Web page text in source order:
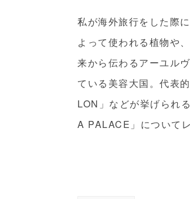
私が海外旅行をした際
よって使われる植物や
来から伝わるアーユル
ている美容大国。代表
LON」などが挙げられ
A PALACE」についてレ